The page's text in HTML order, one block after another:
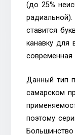
(до 25%
ставится
канавку для
Данный тип
самарском
поэтому